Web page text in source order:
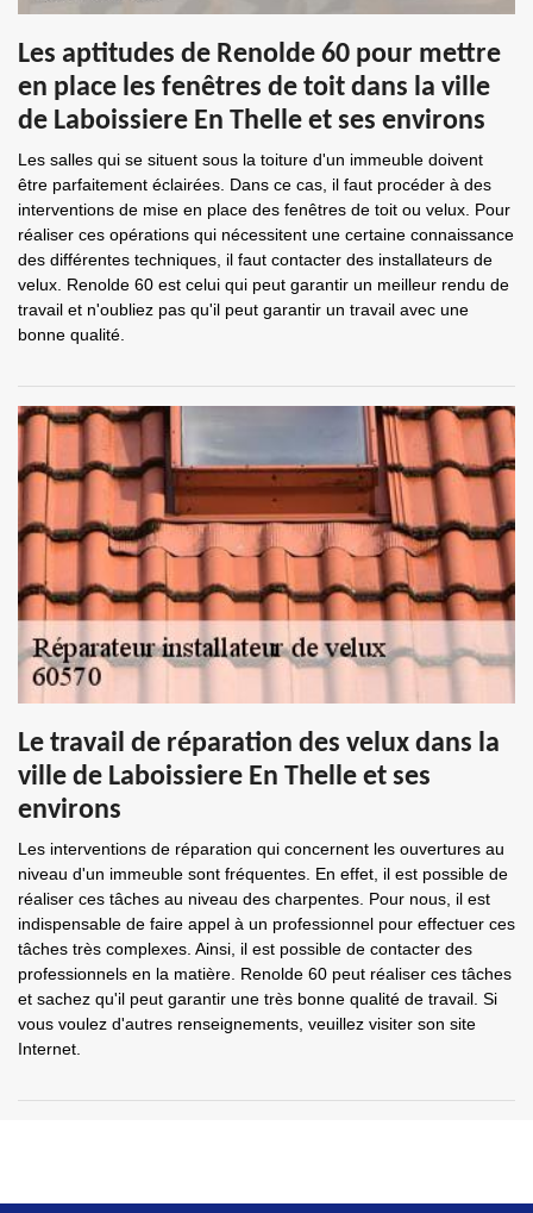
Les aptitudes de Renolde 60 pour mettre
en place les fenêtres de toit dans la ville
de Laboissiere En Thelle et ses environs
Les salles qui se situent sous la toiture d'un immeuble doivent
être parfaitement éclairées. Dans ce cas, il faut procéder à des
interventions de mise en place des fenêtres de toit ou velux. Pour
réaliser ces opérations qui nécessitent une certaine connaissance
des différentes techniques, il faut contacter des installateurs de
velux. Renolde 60 est celui qui peut garantir un meilleur rendu de
travail et n'oubliez pas qu'il peut garantir un travail avec une
bonne qualité.
Le travail de réparation des velux dans la
ville de Laboissiere En Thelle et ses
environs
Les interventions de réparation qui concernent les ouvertures au
niveau d'un immeuble sont fréquentes. En effet, il est possible de
réaliser ces tâches au niveau des charpentes. Pour nous, il est
indispensable de faire appel à un professionnel pour effectuer ces
tâches très complexes. Ainsi, il est possible de contacter des
professionnels en la matière. Renolde 60 peut réaliser ces tâches
et sachez qu'il peut garantir une très bonne qualité de travail. Si
vous voulez d'autres renseignements, veuillez visiter son site
Internet.